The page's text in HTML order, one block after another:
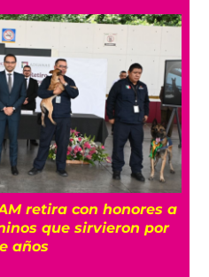
retira con honores a
que sirvieron por
años